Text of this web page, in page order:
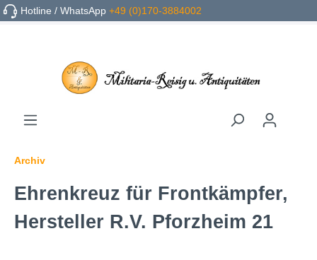
Hotline / WhatsApp+49 (0)170-3884002
Archiv
Ehrenkreuz für Frontkämpfer,
Hersteller R.V. Pforzheim 21